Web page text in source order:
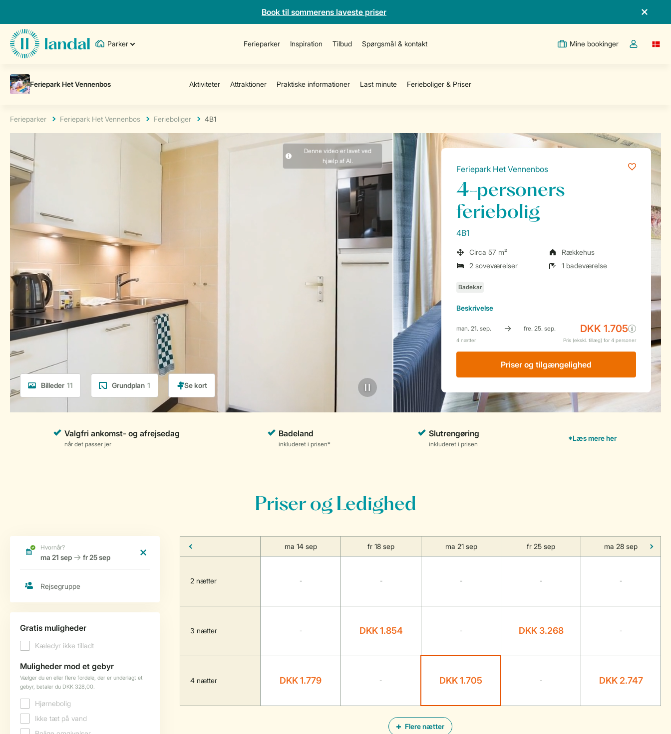
Book til sommerens laveste priser
Parker Ferieparker Inspiration Tilbud Spørgsmål & kontakt Mine bookinger
Toggle the
Ferieparker Feriepark Het Vennenbos Ferieboliger 4B1
Billeder 11 Grundplan 1
Feriepark Het Vennenbos
4-personers
feriebolig
4B1
Circa 57 m²
Rækkehus
2 soveværelser
1 badeværelse
Beskrivelse
Priser og tilgængelighed
Priser og Ledighed
Flere nætter
ma 14 sep fr 18 sep ma 21 sep fr 25 sep ma 28 sep
2 nætter - - - - -
3 nætter - DKK 1.854 - DKK 3.268 -
4 nætter DKK 1.779 - DKK 1.705 - DKK 2.747